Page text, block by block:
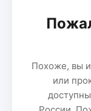
Похоже, вы
или